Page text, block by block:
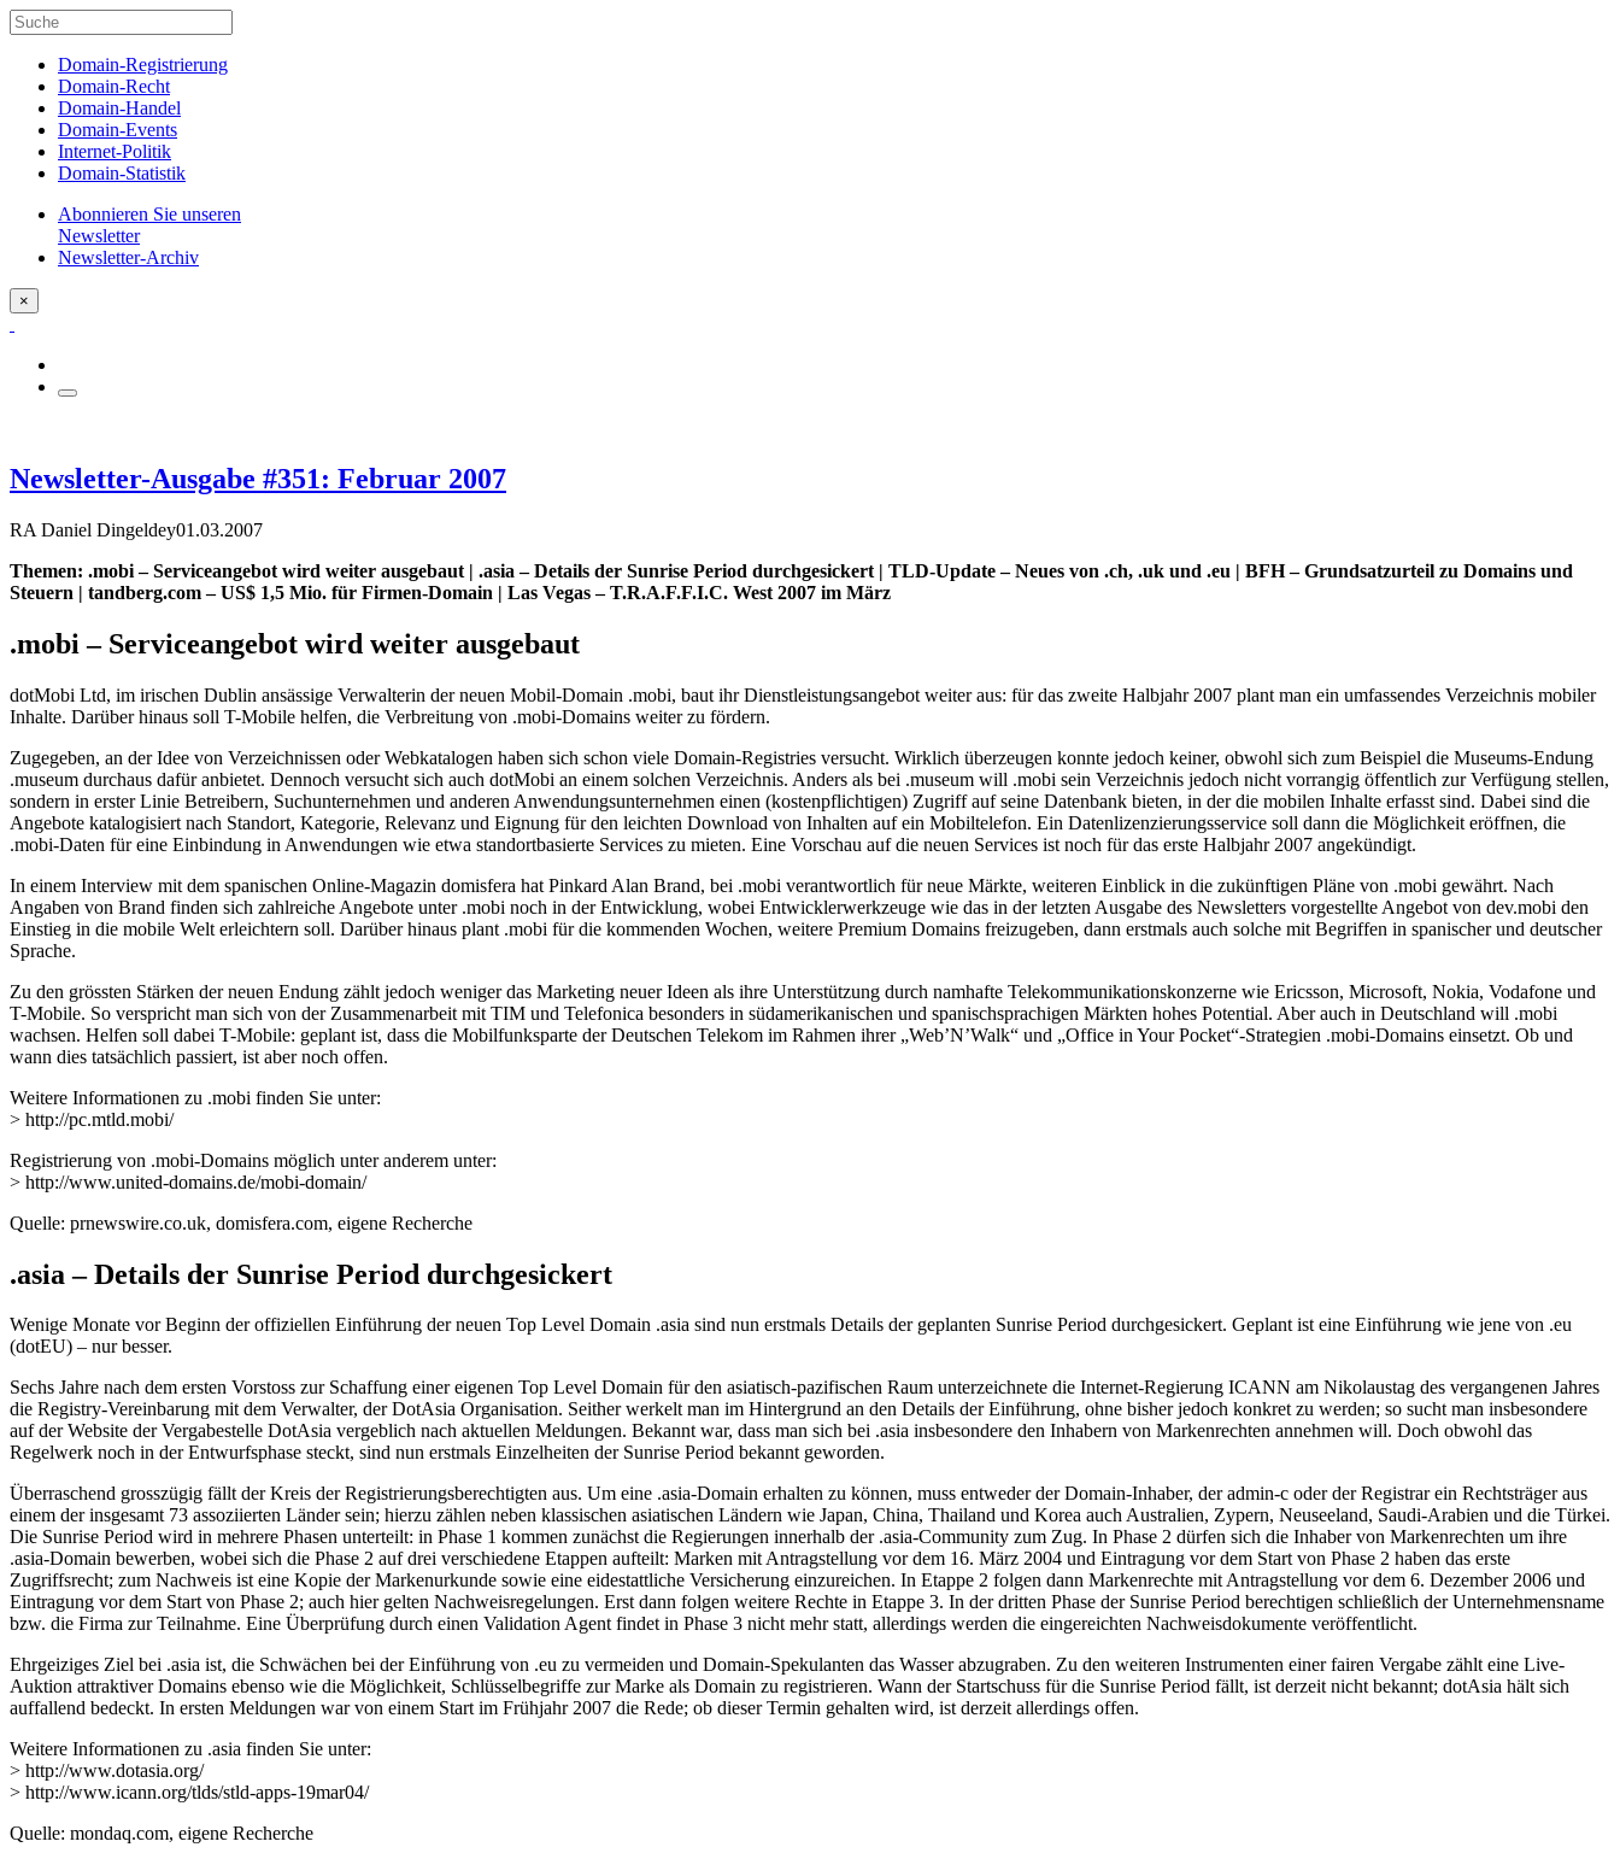
Domain-Registrierung
Domain-Recht
Domain-Handel
Domain-Events
Internet-Politik
Domain-Statistik
Abonnieren Sie unseren
Newsletter
Newsletter-Archiv
×
Newsletter-Ausgabe #351: Februar 2007
RA Daniel Dingeldey01.03.2007
Themen: .mobi – Serviceangebot wird weiter ausgebaut | .asia – Details der Sunrise Period durchgesickert | TLD-Update – Neues von .ch, .uk und .eu | BFH – Grundsatzurteil zu Domains und
Steuern | tandberg.com – US$ 1,5 Mio. für Firmen-Domain | Las Vegas – T.R.A.F.F.I.C. West 2007 im März
.mobi – Serviceangebot wird weiter ausgebaut
dotMobi Ltd, im irischen Dublin ansässige Verwalterin der neuen Mobil-Domain .mobi, baut ihr Dienstleistungsangebot weiter aus: für das zweite Halbjahr 2007 plant man ein umfassendes Verzeichnis mobiler
Inhalte. Darüber hinaus soll T-Mobile helfen, die Verbreitung von .mobi-Domains weiter zu fördern.
Zugegeben, an der Idee von Verzeichnissen oder Webkatalogen haben sich schon viele Domain-Registries versucht. Wirklich überzeugen konnte jedoch keiner, obwohl sich zum Beispiel die Museums-Endung
.museum durchaus dafür anbietet. Dennoch versucht sich auch dotMobi an einem solchen Verzeichnis. Anders als bei .museum will .mobi sein Verzeichnis jedoch nicht vorrangig öffentlich zur Verfügung stellen,
sondern in erster Linie Betreibern, Suchunternehmen und anderen Anwendungsunternehmen einen (kostenpflichtigen) Zugriff auf seine Datenbank bieten, in der die mobilen Inhalte erfasst sind. Dabei sind die
Angebote katalogisiert nach Standort, Kategorie, Relevanz und Eignung für den leichten Download von Inhalten auf ein Mobiltelefon. Ein Datenlizenzierungsservice soll dann die Möglichkeit eröffnen, die
.mobi-Daten für eine Einbindung in Anwendungen wie etwa standortbasierte Services zu mieten. Eine Vorschau auf die neuen Services ist noch für das erste Halbjahr 2007 angekündigt.
In einem Interview mit dem spanischen Online-Magazin domisfera hat Pinkard Alan Brand, bei .mobi verantwortlich für neue Märkte, weiteren Einblick in die zukünftigen Pläne von .mobi gewährt. Nach
Angaben von Brand finden sich zahlreiche Angebote unter .mobi noch in der Entwicklung, wobei Entwicklerwerkzeuge wie das in der letzten Ausgabe des Newsletters vorgestellte Angebot von dev.mobi den
Einstieg in die mobile Welt erleichtern soll. Darüber hinaus plant .mobi für die kommenden Wochen, weitere Premium Domains freizugeben, dann erstmals auch solche mit Begriffen in spanischer und deutscher
Sprache.
Zu den grössten Stärken der neuen Endung zählt jedoch weniger das Marketing neuer Ideen als ihre Unterstützung durch namhafte Telekommunikationskonzerne wie Ericsson, Microsoft, Nokia, Vodafone und
T-Mobile. So verspricht man sich von der Zusammenarbeit mit TIM und Telefonica besonders in südamerikanischen und spanischsprachigen Märkten hohes Potential. Aber auch in Deutschland will .mobi
wachsen. Helfen soll dabei T-Mobile: geplant ist, dass die Mobilfunksparte der Deutschen Telekom im Rahmen ihrer „Web’N’Walk“ und „Office in Your Pocket“-Strategien .mobi-Domains einsetzt. Ob und
wann dies tatsächlich passiert, ist aber noch offen.
Weitere Informationen zu .mobi finden Sie unter:
> http://pc.mtld.mobi/
Registrierung von .mobi-Domains möglich unter anderem unter:
> http://www.united-domains.de/mobi-domain/
Quelle: prnewswire.co.uk, domisfera.com, eigene Recherche
.asia – Details der Sunrise Period durchgesickert
Wenige Monate vor Beginn der offiziellen Einführung der neuen Top Level Domain .asia sind nun erstmals Details der geplanten Sunrise Period durchgesickert. Geplant ist eine Einführung wie jene von .eu
(dotEU) – nur besser.
Sechs Jahre nach dem ersten Vorstoss zur Schaffung einer eigenen Top Level Domain für den asiatisch-pazifischen Raum unterzeichnete die Internet-Regierung ICANN am Nikolaustag des vergangenen Jahres
die Registry-Vereinbarung mit dem Verwalter, der DotAsia Organisation. Seither werkelt man im Hintergrund an den Details der Einführung, ohne bisher jedoch konkret zu werden; so sucht man insbesondere
auf der Website der Vergabestelle DotAsia vergeblich nach aktuellen Meldungen. Bekannt war, dass man sich bei .asia insbesondere den Inhabern von Markenrechten annehmen will. Doch obwohl das
Regelwerk noch in der Entwurfsphase steckt, sind nun erstmals Einzelheiten der Sunrise Period bekannt geworden.
Überraschend grosszügig fällt der Kreis der Registrierungsberechtigten aus. Um eine .asia-Domain erhalten zu können, muss entweder der Domain-Inhaber, der admin-c oder der Registrar ein Rechtsträger aus
einem der insgesamt 73 assoziierten Länder sein; hierzu zählen neben klassischen asiatischen Ländern wie Japan, China, Thailand und Korea auch Australien, Zypern, Neuseeland, Saudi-Arabien und die Türkei.
Die Sunrise Period wird in mehrere Phasen unterteilt: in Phase 1 kommen zunächst die Regierungen innerhalb der .asia-Community zum Zug. In Phase 2 dürfen sich die Inhaber von Markenrechten um ihre
.asia-Domain bewerben, wobei sich die Phase 2 auf drei verschiedene Etappen aufteilt: Marken mit Antragstellung vor dem 16. März 2004 und Eintragung vor dem Start von Phase 2 haben das erste
Zugriffsrecht; zum Nachweis ist eine Kopie der Markenurkunde sowie eine eidestattliche Versicherung einzureichen. In Etappe 2 folgen dann Markenrechte mit Antragstellung vor dem 6. Dezember 2006 und
Eintragung vor dem Start von Phase 2; auch hier gelten Nachweisregelungen. Erst dann folgen weitere Rechte in Etappe 3. In der dritten Phase der Sunrise Period berechtigen schließlich der Unternehmensname
bzw. die Firma zur Teilnahme. Eine Überprüfung durch einen Validation Agent findet in Phase 3 nicht mehr statt, allerdings werden die eingereichten Nachweisdokumente veröffentlicht.
Ehrgeiziges Ziel bei .asia ist, die Schwächen bei der Einführung von .eu zu vermeiden und Domain-Spekulanten das Wasser abzugraben. Zu den weiteren Instrumenten einer fairen Vergabe zählt eine Live-
Auktion attraktiver Domains ebenso wie die Möglichkeit, Schlüsselbegriffe zur Marke als Domain zu registrieren. Wann der Startschuss für die Sunrise Period fällt, ist derzeit nicht bekannt; dotAsia hält sich
auffallend bedeckt. In ersten Meldungen war von einem Start im Frühjahr 2007 die Rede; ob dieser Termin gehalten wird, ist derzeit allerdings offen.
Weitere Informationen zu .asia finden Sie unter:
> http://www.dotasia.org/
> http://www.icann.org/tlds/stld-apps-19mar04/
Quelle: mondaq.com, eigene Recherche